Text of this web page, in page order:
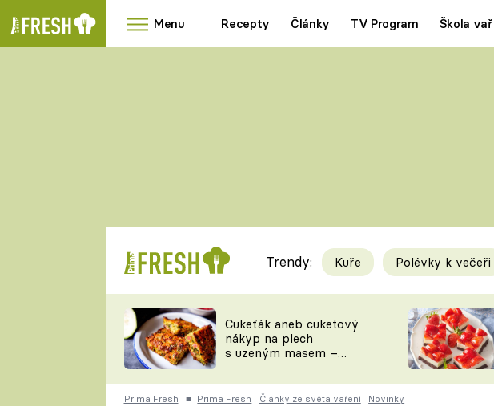
Menu Recepty Články TV Program Škola
RYCHLOVKY
Videorecepty
TEĎ VAŘÍ ŠÉF!
ČESKO NA TALÍŘI
Tipy
KAM
Trendy: Kuře Polévky k večeři
Cukeťák aneb cuketový
nákyp na plech
s uzeným masem –
zpracovat přerostlé
cukety
Prima Fresh ■ Prima Fresh Články ze světa vaření Novinky